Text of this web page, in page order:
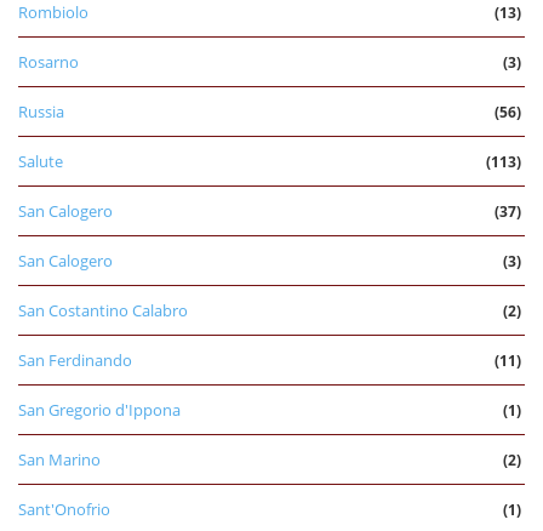
Rombiolo (13)
Rosarno (3)
Russia (56)
Salute (113)
San Calogero (37)
San Calogero (3)
San Costantino Calabro (2)
San Ferdinando (11)
San Gregorio d'Ippona (1)
San Marino (2)
Sant'Onofrio (1)